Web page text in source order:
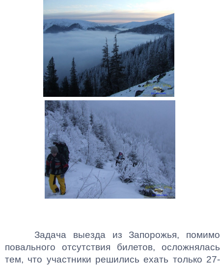
Задача выезда из Запорожья, помимо
повального отсутствия билетов, осложнялась
тем, что участники решились ехать только 27-